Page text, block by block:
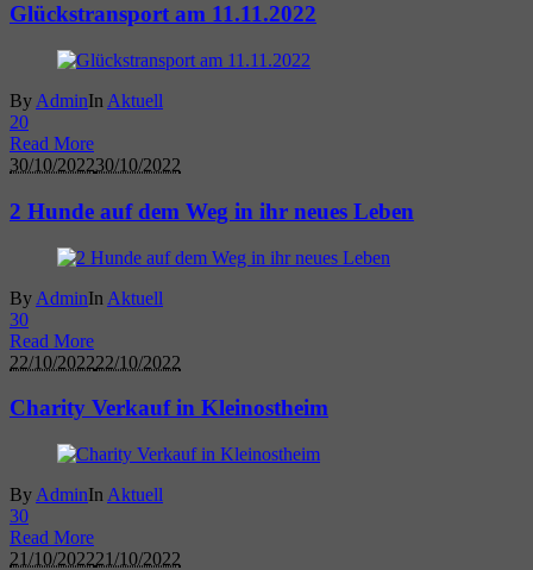
Glückstransport am 11.11.2022
By AdminIn Aktuell
20
Read More
30/10/202230/10/2022
2 Hunde auf dem Weg in ihr neues Leben
By AdminIn Aktuell
30
Read More
22/10/202222/10/2022
Charity Verkauf in Kleinostheim
By AdminIn Aktuell
30
Read More
21/10/202221/10/2022